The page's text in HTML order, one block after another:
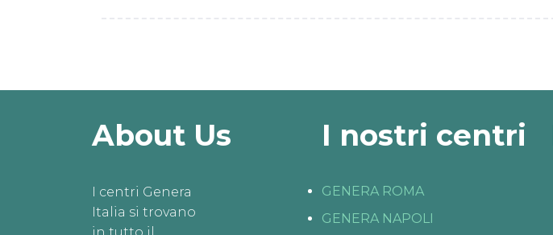
About Us
I centri Genera
Italia si trovano
I nostri centri
GENERA ROMA
GENERA NAPOLI